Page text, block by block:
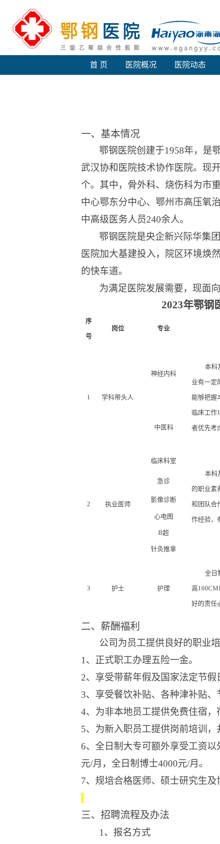
首 页 医院概况 医院动态
一、基本情况
鄂钢医院创建于1958年，是
武汉协和医院技术协作医院。 现
个。其中，骨外科、烧伤科为市
中心鄂东分中心、 鄂州市高压氧
中高级医务人员240余人。
鄂钢医院是央企新兴际华集
医院加大基建投入，
院区环境焕
的快车道。
为满足医院发展需要，现面
2023年鄂钢
序
号
岗位 专业
1 学科带头人
神经内科
本科
业有一定
能够把握
临床工作
者优先考
中医科
2 执业医师
临床科室
本科
的职业素
和团队合
作经验，
急诊
影像诊断
心电图
B超
针灸推拿
3 护士 护理
全日
高
好的责任
二、薪酬福利
公司为员工提供良好的职业
1、
正式职工办理五险一金。
2、 享受带薪年假及 国家法定节假
3、 享受餐饮补贴、 各种津补贴、
4、 为非本地员工提供免费住宿，
5、 为新入职员工提供岗前培训 ，
6、 全日制大专可额外享受工资
元/月，全日制博士4000元/月。
7、规培合格医师、硕士研究生
三、 招聘流程及办法
1 、 报名方式